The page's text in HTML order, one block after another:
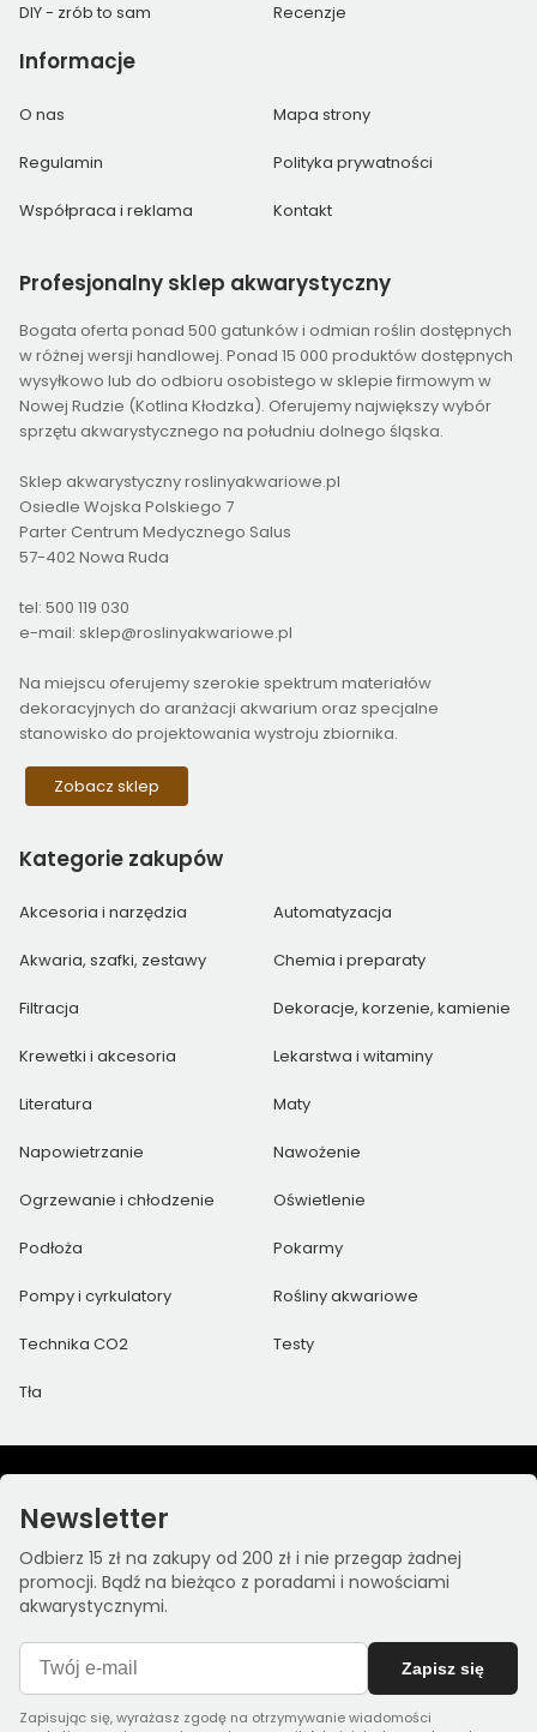
DIY - zrób to sam Recenzje
Informacje
O nas Mapa strony
Regulamin Polityka prywatności
Współpraca i reklama Kontakt
Profesjonalny sklep akwarystyczny
Bogata oferta ponad 500 gatunków i odmian roślin dostępnych
w różnej wersji handlowej. Ponad 15 000 produktów dostępnych
wysyłkowo lub do odbioru osobistego w sklepie firmowym w
Nowej Rudzie (Kotlina Kłodzka). Oferujemy największy wybór
sprzętu akwarystycznego na południu dolnego śląska.
Sklep akwarystyczny roslinyakwariowe.pl
Osiedle Wojska Polskiego 7
Parter Centrum Medycznego Salus
57-402 Nowa Ruda
tel: 500 119 030
e-mail: sklep@roslinyakwariowe.pl
Na miejscu oferujemy szerokie spektrum materiałów
dekoracyjnych do aranżacji akwarium oraz specjalne
stanowisko do projektowania wystroju zbiornika.
Zobacz sklep
Kategorie zakupów
Akcesoria i narzędzia Automatyzacja
Akwaria, szafki, zestawy Chemia i preparaty
Filtracja Dekoracje, korzenie, kamienie
Krewetki i akcesoria Lekarstwa i witaminy
Literatura Maty
Napowietrzanie Nawożenie
Ogrzewanie i chłodzenie Oświetlenie
Podłoża Pokarmy
Pompy i cyrkulatory Rośliny akwariowe
Technika CO2 Testy
Tła
Newsletter
Odbierz 15 zł na zakupy od 200 zł i nie przegap żadnej
promocji. Bądź na bieżąco z poradami i nowościami
akwarystycznymi.
Zapisz się
Zapisując się, wyrażasz zgodę na otrzymywanie wiadomości